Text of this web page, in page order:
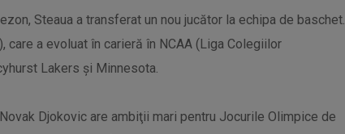
Steaua a transferat un nou jucător la echipa de baschet.
care a evoluat în carieră în NCAA (Liga Colegiilor
Lakers şi Minnesota.
Djokovic are ambiţii mari pentru Jocurile Olimpice de